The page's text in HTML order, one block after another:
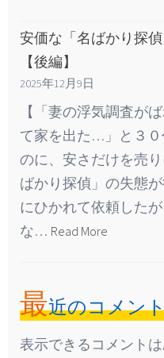
安価な「名ばかり探
【後編】
2025年12月9日
【「妻の浮気調査が
て家を出た…」と３
のに、安さだけを売
ばかり探偵」の失態
にひかれて依頼した
な… Read More
最近のコメン
表示できるコメントは